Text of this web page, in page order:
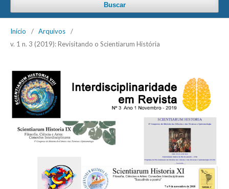
Buscar
Início / Arquivos
/
v. 1 n. 3 (2019): Revisitando o Scientiarum História